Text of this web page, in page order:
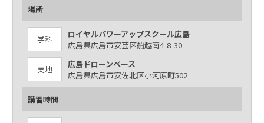
場所
学科
ロイヤルパワーアップスクール広島
広島県広島市安芸区船越南4-8-30
実地
広島ドローンベース
広島県広島市安佐北区小河原町502
講習時間